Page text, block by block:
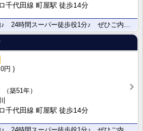
千代田線 町屋駅 徒歩14分
最寄り駅まで徒歩5分圏内♪ 24時間スーパー徒歩役1分♪ ぜひご内覧ください♪
0円
（築51年）
千代田線 町屋駅 徒歩14分